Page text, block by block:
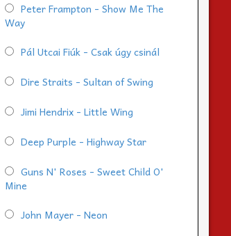
Peter Frampton - Show Me The
Way
Pál Utcai Fiúk - Csak úgy csinál
Dire Straits - Sultan of Swing
Jimi Hendrix - Little Wing
Deep Purple - Highway Star
Guns N' Roses - Sweet Child O'
Mine
John Mayer - Neon